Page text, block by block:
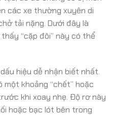
các xe thường xuyên di
tải nặng. Dưới đây là
“cặp đôi” này có thể
hiệu dễ nhận biết nhất.
khoảng “chết” hoặc
khi xoay nhẹ. Độ rơ này
hoặc bạc lót bên trong